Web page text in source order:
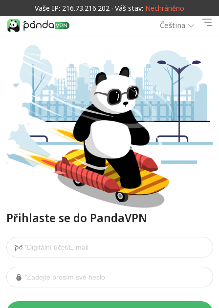
Vaše IP: 216.73.216.202 · Váš stav: Nechráněno
Čeština
Přihlaste se do PandaVPN